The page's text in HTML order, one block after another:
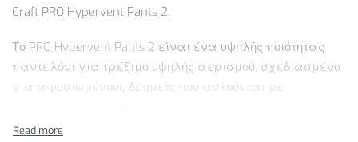
Craft PRO Hypervent Pants 2.
Το PRO Hypervent Pants 2 είναι ένα υψηλής ποιότητας
παντελόνι για τρέξιμο υψηλής αερισμού, σχεδιασμένο
για αφοσιωμένους δρομείς που ασκούνται με